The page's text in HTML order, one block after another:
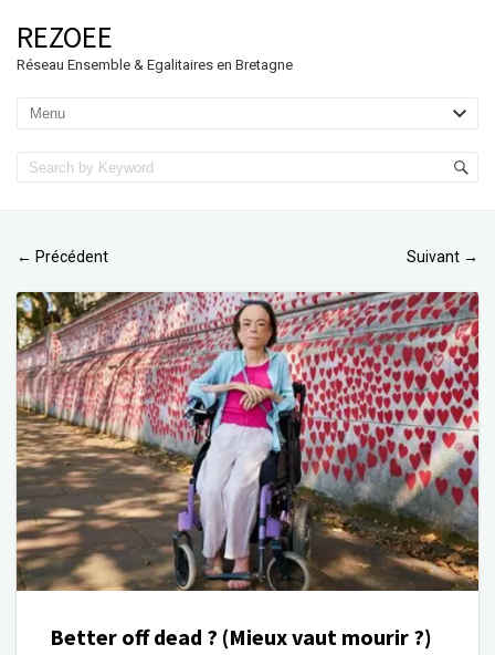
REZOEE
Réseau Ensemble & Egalitaires en Bretagne
← Précédent Suivant →
Better off dead ? (Mieux vaut mourir ?)